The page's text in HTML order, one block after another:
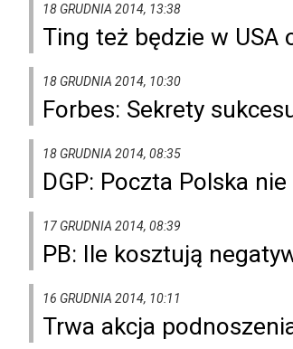
18 GRUDNIA 2014, 13:38
Ting też będzie w
18 GRUDNIA 2014, 10:30
Forbes: Sekrety
18 GRUDNIA 2014, 08:35
DGP: Poczta Polska
17 GRUDNIA 2014, 08:39
PB: Ile kosztują
16 GRUDNIA 2014, 10:11
Trwa akcja